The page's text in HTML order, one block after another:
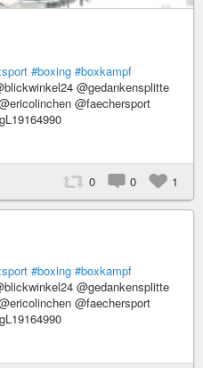
#boxing #boxkampf
@gedankensplitte
@faechersport
0 0 1
#boxing #boxkampf
@gedankensplitte
@faechersport